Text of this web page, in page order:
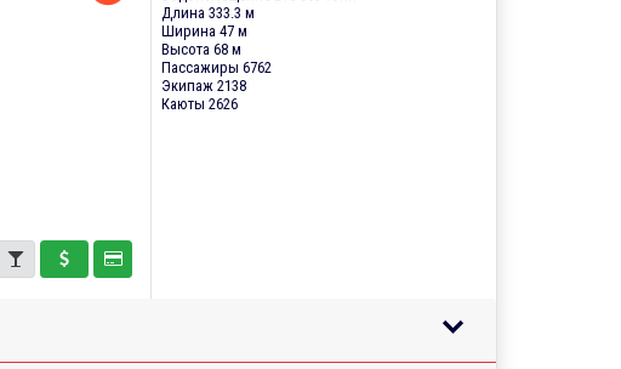
Длина 333.3 м
Ширина 47 м
Высота 68 м
Пассажиры 6762
Экипаж 2138
Каюты 2626